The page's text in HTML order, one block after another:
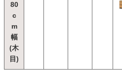
80
c
m
幅
(木
目)